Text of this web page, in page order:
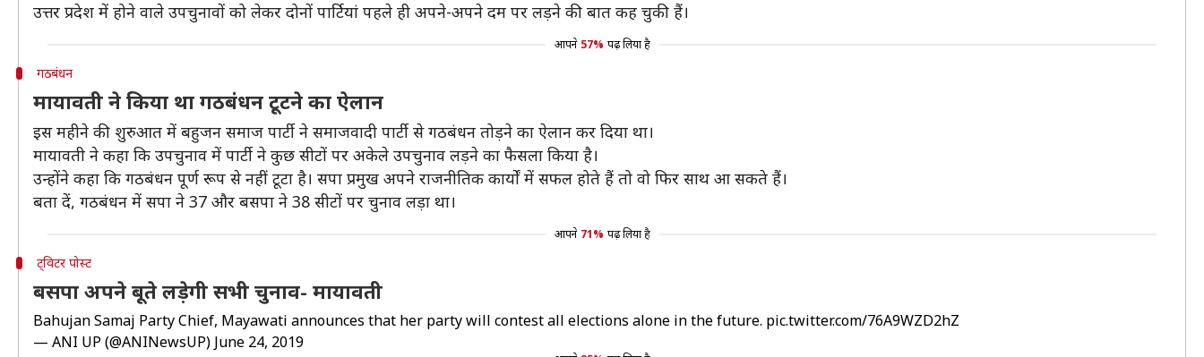
उत्तर प्रदेश में होने वाले उपचुनावों को लेकर दोनों पार्टियां पहले ही अपने-अपने दम पर लड़ने की बात कह चुकी हैं।
आपने 57% पढ़ लिया है
गठबंधन
मायावती ने किया था गठबंधन टूटने का ऐलान
इस महीने की शुरुआत में बहुजन समाज पार्टी ने समाजवादी पार्टी से गठबंधन तोड़ने का ऐलान कर दिया था।
मायावती ने कहा कि उपचुनाव में पार्टी ने कुछ सीटों पर अकेले उपचुनाव लड़ने का फैसला किया है।
उन्होंने कहा कि गठबंधन पूर्ण रूप से नहीं टूटा है। सपा प्रमुख अपने राजनीतिक कार्यों में सफल होते हैं तो वो फिर साथ आ सकते हैं।
बता दें, गठबंधन में सपा ने 37 और बसपा ने 38 सीटों पर चुनाव लड़ा था।
आपने 71% पढ़ लिया है
ट्विटर पोस्ट
बसपा अपने बूते लड़ेगी सभी चुनाव- मायावती
Bahujan Samaj Party Chief, Mayawati announces that her party will contest all elections alone in the future. pic.twitter.com/76A9WZD2hZ
— ANI UP (@ANINewsUP) June 24, 2019